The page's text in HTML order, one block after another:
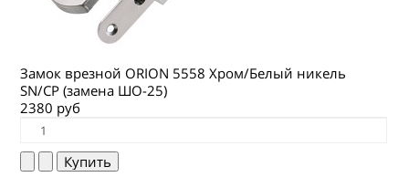
Замок врезной ORION 5558 Хром/Белый никель
SN/CP (замена ШО-25)
2380 руб